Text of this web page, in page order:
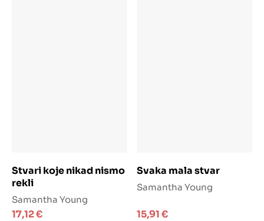
Stvari koje nikad nismo
rekli
Samantha Young
17,12€
Svaka mala stvar
Samantha Young
15,91€